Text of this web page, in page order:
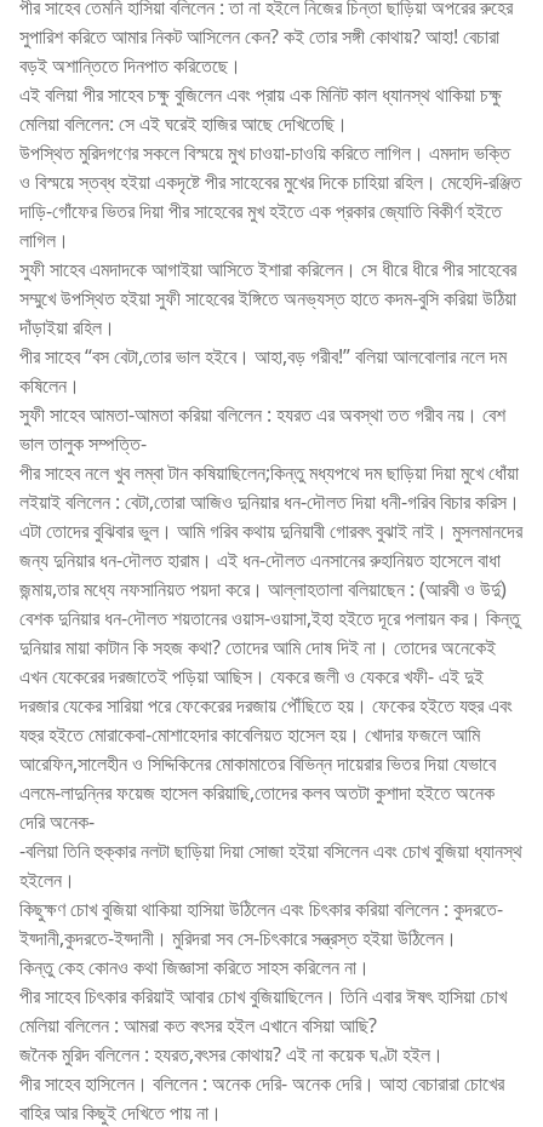
পীর সাহেব তেমনি হাসিয়া বলিলেন : তা না হইলে নিজের চিন্তা ছাড়িয়া অপরের রুহের
সুপারিশ করিতে আমার নিকট আসিলেন কেন? কই তোর সঙ্গী কোথায়? আহা! বেচারা
বড়ই অশান্তিতে দিনপাত করিতেছে।
এই বলিয়া পীর সাহেব চক্ষু বুজিলেন এবং প্রায় এক মিনিট কাল ধ্যানস্থ থাকিয়া চক্ষু
মেলিয়া বলিলেন: সে এই ঘরেই হাজির আছে দেখিতেছি।
উপস্থিত মুরিদগণের সকলে বিস্ময়ে মুখ চাওয়া-চাওয়ি করিতে লাগিল। এমদাদ ভক্তি
ও বিস্ময়ে স্তব্ধ হইয়া একদৃষ্টে পীর সাহেবের মুখের দিকে চাহিয়া রহিল। মেহেদি-রঞ্জিত
দাড়ি-গোঁফের ভিতর দিয়া পীর সাহেবের মুখ হইতে এক প্রকার জ্যোতি বিকীর্ণ হইতে
লাগিল।
সুফী সাহেব এমদাদকে আগাইয়া আসিতে ইশারা করিলেন। সে ধীরে ধীরে পীর সাহেবের
সম্মুখে উপস্থিত হইয়া সুফী সাহেবের ইঙ্গিতে অনভ্যস্ত হাতে কদম-বুসি করিয়া উঠিয়া
দাঁড়াইয়া রহিল।
পীর সাহেব “বস বেটা,তোর ভাল হইবে। আহা,বড় গরীব!” বলিয়া আলবোলার নলে দম
কষিলেন।
সুফী সাহেব আমতা-আমতা করিয়া বলিলেন : হযরত এর অবস্থা তত গরীব নয়। বেশ
ভাল তালুক সম্পত্তি-
পীর সাহেব নলে খুব লম্বা টান কষিয়াছিলেন;কিন্তু মধ্যপথে দম ছাড়িয়া দিয়া মুখে ধোঁয়া
লইয়াই বলিলেন : বেটা,তোরা আজিও দুনিয়ার ধন-দৌলত দিয়া ধনী-গরিব বিচার করিস।
এটা তোদের বুঝিবার ভুল। আমি গরিব কথায় দুনিয়াবী গোরবৎ বুঝাই নাই। মুসলমানদের
জন্য দুনিয়ার ধন-দৌলত হারাম। এই ধন-দৌলত এনসানের রুহানিয়ত হাসেলে বাধা
জন্মায়,তার মধ্যে নফসানিয়ত পয়দা করে। আল্লাহতালা বলিয়াছেন : (আরবী ও উর্দু)
বেশক দুনিয়ার ধন-দৌলত শয়তানের ওয়াস-ওয়াসা,ইহা হইতে দূরে পলায়ন কর। কিন্তু
দুনিয়ার মায়া কাটান কি সহজ কথা? তোদের আমি দোষ দিই না। তোদের অনেকেই
এখন যেকেরের দরজাতেই পড়িয়া আছিস। যেকরে জলী ও যেকরে খফী- এই দুই
দরজার যেকের সারিয়া পরে ফেকেরের দরজায় পৌঁছিতে হয়। ফেকের হইতে যহুর এবং
যহুর হইতে মোরাকেবা-মোশাহেদার কাবেলিয়ত হাসেল হয়। খোদার ফজলে আমি
আরেফিন,সালেহীন ও সিদ্দিকিনের মোকামাতের বিভিন্ন দায়েরার ভিতর দিয়া যেভাবে
এলমে-লাদুন্নির ফয়েজ হাসেল করিয়াছি,তোদের কলব অতটা কুশাদা হইতে অনেক
দেরি অনেক-
-বলিয়া তিনি হুক্কার নলটা ছাড়িয়া দিয়া সোজা হইয়া বসিলেন এবং চোখ বুজিয়া ধ্যানস্থ
হইলেন।
কিছুক্ষণ চোখ বুজিয়া থাকিয়া হাসিয়া উঠিলেন এবং চিৎকার করিয়া বলিলেন : কুদরতে-
ইয্দানী,কুদরতে-ইয্দানী। মুরিদরা সব সে-চিৎকারে সন্ত্রস্ত হইয়া উঠিলেন।
কিন্তু কেহ কোনও কথা জিজ্ঞাসা করিতে সাহস করিলেন না।
পীর সাহেব চিৎকার করিয়াই আবার চোখ বুজিয়াছিলেন। তিনি এবার ঈষৎ হাসিয়া চোখ
মেলিয়া বলিলেন : আমরা কত বৎসর হইল এখানে বসিয়া আছি?
জনৈক মুরিদ বলিলেন : হযরত,বৎসর কোথায়? এই না কয়েক ঘণ্টা হইল।
পীর সাহেব হাসিলেন। বলিলেন : অনেক দেরি- অনেক দেরি। আহা বেচারারা চোখের
বাহির আর কিছুই দেখিতে পায় না।